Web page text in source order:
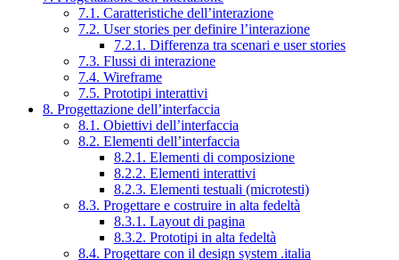
7.1. Caratteristiche dell’interazione
7.2. User stories per definire l’interazione
7.2.1. Differenza tra scenari e user stories
7.3. Flussi di interazione
7.4. Wireframe
7.5. Prototipi interattivi
8. Progettazione dell’interfaccia
8.1. Obiettivi dell’interfaccia
8.2. Elementi dell’interfaccia
8.2.1. Elementi di composizione
8.2.2. Elementi interattivi
8.2.3. Elementi testuali (microtesti)
8.3. Progettare e costruire in alta fedeltà
8.3.1. Layout di pagina
8.3.2. Prototipi in alta fedeltà
8.4. Progettare con il design system .italia